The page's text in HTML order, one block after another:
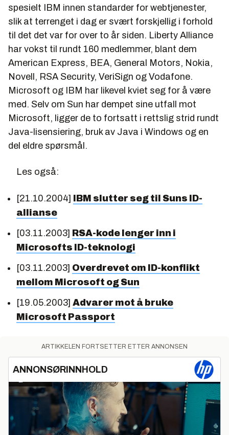
spesielt IBM innen standarder for webtjenester,
slik at terrenget i dag er svært forskjellig i forhold
til det det var for over to år siden. Liberty Alliance
har vokst til rundt 160 medlemmer, blant dem
American Express, BEA, General Motors, Nokia,
Novell, RSA Security, VeriSign og Vodafone.
Microsoft og IBM har likevel kviet seg for å være
med. Selv om Sun har dempet sine utfall mot
Microsoft, ligger de to fortsatt i rettslig strid rundt
Java-lisensiering, bruk av Java i Windows og en
del eldre spørsmål.
Les også:
[21.10.2004]
IBM slutter seg til Suns ID-
allianse
[03.11.2003] RSA-kode lenger inn i
Microsofts ID-teknologi
[03.11.2003] Overdrevet om ID-konflikt
mellom Microsoft og Sun
[19.05.2003] Advarer mot å bruke
Microsoft Passport
ARTIKKELEN FORTSETTER ETTER ANNONSEN
ANNONSØRINNHOLD